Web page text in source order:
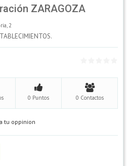
ZARAGOZA
2
0 Puntos 0 Contactos
tu oppinion